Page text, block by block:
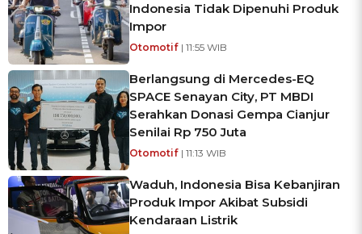
Indonesia Tidak Dipenuhi Produk
Impor
Otomotif | 11:55 WIB
Berlangsung di Mercedes-EQ
SPACE Senayan City, PT MBDI
Serahkan Donasi Gempa Cianjur
Senilai Rp 750 Juta
Otomotif | 11:13 WIB
Waduh, Indonesia Bisa Kebanjiran
Produk Impor Akibat Subsidi
Kendaraan Listrik